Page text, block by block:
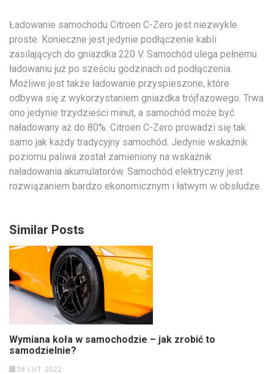
Ładowanie samochodu Citroen C-Zero jest niezwykle
proste. Konieczne jest jedynie podłączenie kabli
zasilających do gniazdka 220 V. Samochód ulega pełnemu
ładowaniu już po sześciu godzinach od podłączenia.
Możliwe jest także ładowanie przyspieszone, które
odbywa się z wykorzystaniem gniazdka trójfazowego. Trwa
ono jedynie trzydzieści minut, a samochód może być
naładowany aż do 80%. Citroen C-Zero prowadzi się tak
samo jak każdy tradycyjny samochód. Jedynie wskaźnik
poziomu paliwa został zamieniony na wskaźnik
naładowania akumulatorów. Samochód elektryczny jest
rozwiązaniem bardzo ekonomicznym i łatwym w obsłudze.
Similar Posts
Wymiana koła w samochodzie – jak zrobić to
samodzielnie?
28 LUT 2022